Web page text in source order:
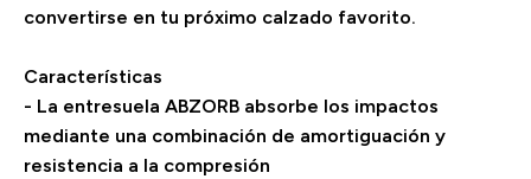
convertirse en tu próximo calzado favorito.
Características
- La entresuela ABZORB absorbe los impactos
mediante una combinación de amortiguación y
resistencia a la compresión